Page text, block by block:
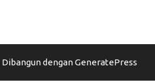
Dibangun denganGeneratePress